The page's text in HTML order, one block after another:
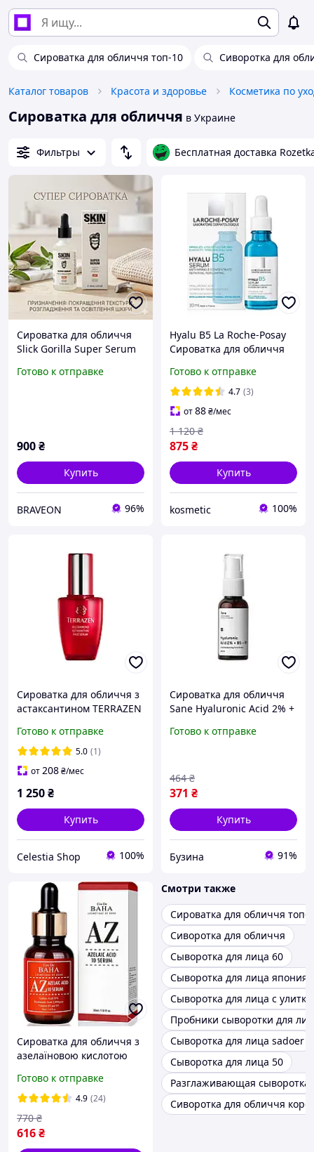
Сироватка для обличчя топ-10 Сиворотка для
Каталог товаров Красота и здоровье Косметика по
Сироватка для обличчя в Украине
Фильтры Бесплатная доставка
Сироватка для обличчя
Slick Gorilla Super Serum
Готово к отправке
900₴
Купить
BRAVEON 96%
Hyalu B5 La Roche-Posay
Сироватка для обличчя
Готово к отправке
4.7 (3)
от88₴/мес
875₴
1 120 ₴
Купить
kosmetic 100%
Сироватка для обличчя з
астаксантином TERRAZEN
Face Serum, 50 мл
Готово к отправке
5.0 (1)
от208₴/мес
1 250₴
Купить
Celestia Shop 100%
Сироватка для обличчя
Sane Hyaluronic Acid 2% +
кислотою і вітамінами B5
Готово к отправке
371 ₴
464 ₴
Купить
Бузина 91%
Сироватка для обличчя з
азелаїновою кислотою
10% Serum, 30 мл
Готово к отправке
4.9 (24)
616₴
770 ₴
Смотри также
Сироватка для обличчя топ-
Сиворотка для обличчя
Сыворотка для лица 60
Сыворотка для лица япония
Сыворотка для лица с
Пробники сыворотки для
Сыворотка для лица sadoer
Сыворотка для лица 50
Разглаживающая сыворотка
Сиворотка для обличчя